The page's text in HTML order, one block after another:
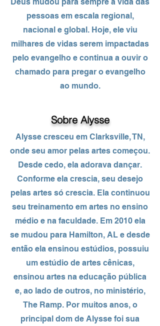
pessoas em escala regional,
nacional e global. Hoje, ele viu
milhares de vidas serem impactadas
pelo evangelho e continua a ouvir o
chamado para pregar o evangelho
ao mundo.
Sobre Alysse
Alysse cresceu em Clarksville, TN,
onde seu amor pelas artes começou.
Desde cedo, ela adorava dançar.
Conforme ela crescia, seu desejo
pelas artes só crescia. Ela continuou
seu treinamento em artes no ensino
médio e na faculdade. Em 2010 ela
se mudou para Hamilton, AL e desde
então ela ensinou estúdios, possuiu
um estúdio de artes cênicas,
ensinou artes na educação pública
e, ao lado de outros, no ministério,
The Ramp. Por muitos anos, o
principal dom de Alysse foi sua